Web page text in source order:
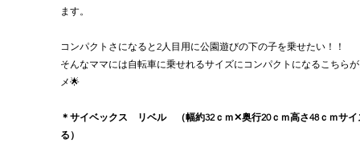
ます。
コンパクトさになると2人目用に公園遊びの下の子を乗せたい！！
そんなママには自転車に乗せれるサイズにコンパクトになるこちら
メ🌟
＊サイベックス　リベル　（幅約32ｃｍ✕奥行20ｃｍ高さ48ｃｍサ
る）